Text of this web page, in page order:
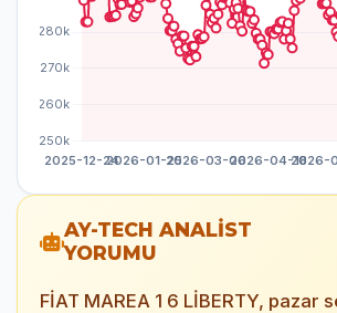
AY-TECH ANALİST
YORUMU
FİAT MAREA 1 6 LİBERTY, pazar